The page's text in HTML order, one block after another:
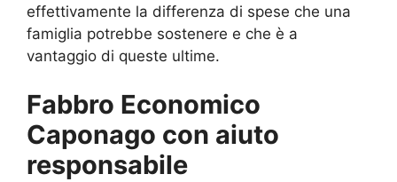
effettivamente la differenza di spese che una
famiglia potrebbe sostenere e che è a
vantaggio di queste ultime.
Fabbro Economico
Caponago con aiuto
responsabile